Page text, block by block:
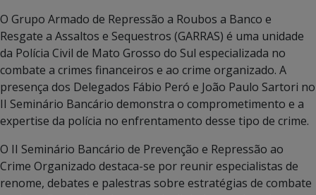
O Grupo Armado de Repressão a Roubos a Banco e
Resgate a Assaltos e Sequestros (GARRAS) é uma unidade
da Polícia Civil de Mato Grosso do Sul especializada no
combate a crimes financeiros e ao crime organizado. A
presença dos Delegados Fábio Peró e João Paulo Sartori no
II Seminário Bancário demonstra o comprometimento e a
expertise da polícia no enfrentamento desse tipo de crime.
O II Seminário Bancário de Prevenção e Repressão ao
Crime Organizado destaca-se por reunir especialistas de
renome, debates e palestras sobre estratégias de combate